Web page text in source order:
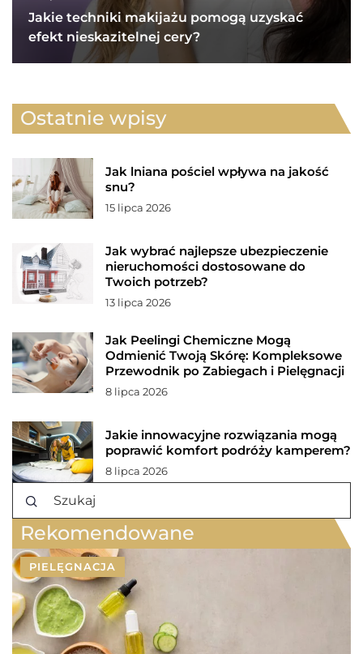
Jakie techniki makijażu pomogą uzyskać
efekt nieskazitelnej cery?
Ostatnie wpisy
Jak lniana pościel wpływa na jakość
snu?
15 lipca 2026
Jak wybrać najlepsze ubezpieczenie
nieruchomości dostosowane do
Twoich potrzeb?
13 lipca 2026
Jak Peelingi Chemiczne Mogą
Odmienić Twoją Skórę: Kompleksowe
Przewodnik po Zabiegach i Pielęgnacji
8 lipca 2026
Jakie innowacyjne rozwiązania mogą
poprawić komfort podróży kamperem?
8 lipca 2026
Rekomendowane
PIELĘGNACJA